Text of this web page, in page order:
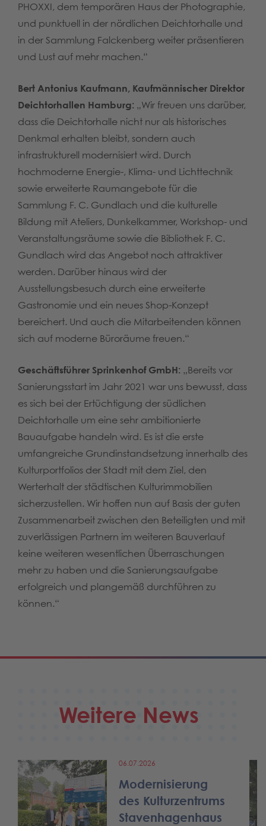
PHOXXI, dem temporären Haus der Photographie,
und punktuell in der nördlichen Deichtorhalle und
in der Sammlung Falckenberg weiter präsentieren
und Lust auf mehr machen.“
Bert Antonius Kaufmann, Kaufmännischer Direktor
Deichtorhallen Hamburg: „Wir freuen uns darüber,
dass die Deichtorhalle nicht nur als historisches
Denkmal erhalten bleibt, sondern auch
infrastrukturell modernisiert wird. Durch
hochmoderne Energie-, Klima- und Lichttechnik
sowie erweiterte Raumangebote für die
Sammlung F. C. Gundlach und die kulturelle
Bildung mit Ateliers, Dunkelkammer, Workshop- und
Veranstaltungsräume sowie die Bibliothek F. C.
Gundlach wird das Angebot noch attraktiver
werden. Darüber hinaus wird der
Ausstellungsbesuch durch eine erweiterte
Gastronomie und ein neues Shop-Konzept
bereichert. Und auch die Mitarbeitenden können
sich auf moderne Büroräume freuen.“
Geschäftsführer Sprinkenhof GmbH: „Bereits vor
Sanierungsstart im Jahr 2021 war uns bewusst, dass
es sich bei der Ertüchtigung der südlichen
Deichtorhalle um eine sehr ambitionierte
Bauaufgabe handeln wird. Es ist die erste
umfangreiche Grundinstandsetzung innerhalb des
Kulturportfolios der Stadt mit dem Ziel, den
Werterhalt der städtischen Kulturimmobilien
sicherzustellen. Wir hoffen nun auf Basis der guten
Zusammenarbeit zwischen den Beteiligten und mit
zuverlässigen Partnern im weiteren Bauverlauf
keine weiteren wesentlichen Überraschungen
mehr zu haben und die Sanierungsaufgabe
erfolgreich und plangemäß durchführen zu
können.“
Weitere News
06.07.2026
Modernisierung
des Kulturzentrums
Stavenhagenhaus